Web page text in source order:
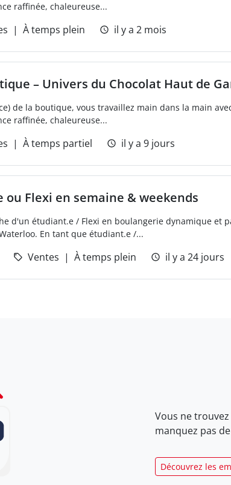
raffinée, chaleureuse...
À temps plein il y a 2 mois
– Univers du Chocolat Haut de
de la boutique, vous travaillez main dans la main
raffinée, chaleureuse...
À temps partiel il y a 9 jours
ou Flexi en semaine & weekends
d'un étudiant.e / Flexi en boulangerie dynamique et
En tant que étudiant.e /...
Ventes À temps plein il y a 24 jours
Vous ne
manquez pas
Découvrez les